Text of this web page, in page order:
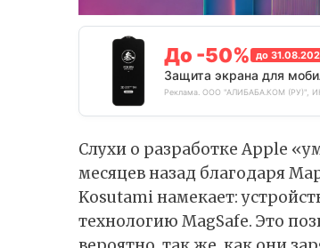
До -50% до
Защита экрана для
Реклама. ООО "АЛИБАБА.КОМ (РУ)",
Слухи о разработке Apple
месяцев назад благодаря
Kosutamiнамекает:
технологию MagSafe. Это